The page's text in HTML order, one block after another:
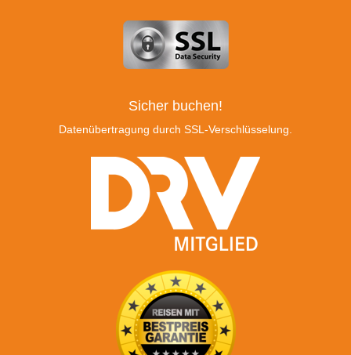
Sicher buchen!
Datenübertragung durch SSL-Verschlüsselung.